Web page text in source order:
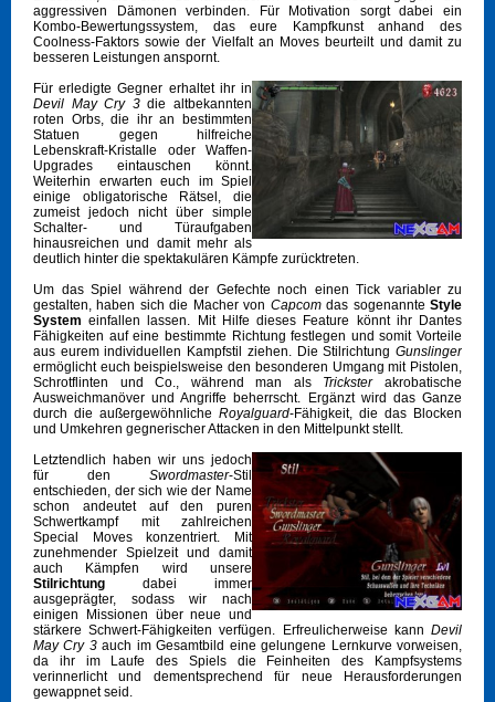
aggressiven Dämonen verbinden. Für Motivation sorgt dabei ein
Kombo-Bewertungssystem, das eure Kampfkunst anhand des
Coolness-Faktors sowie der Vielfalt an Moves beurteilt und damit zu
besseren Leistungen anspornt.
Für erledigte Gegner erhaltet ihr in
Devil May Cry 3die altbekannten
roten Orbs, die ihr an bestimmten
Statuen gegen hilfreiche
Lebenskraft-Kristalle oder Waffen-
Upgrades eintauschen könnt.
Weiterhin erwarten euch im Spiel
einige obligatorische Rätsel, die
zumeist jedoch nicht über simple
Schalter- und Türaufgaben
hinausreichen und damit mehr als
deutlich hinter die spektakulären Kämpfe zurücktreten.
Um das Spiel während der Gefechte noch einen Tick variabler zu
gestalten, haben sich die Macher von Capcomdas sogenannteStyle
System einfallen lassen. Mit Hilfe dieses Feature könnt ihr Dantes
Fähigkeiten auf eine bestimmte Richtung festlegen und somit Vorteile
aus eurem individuellen Kampfstil ziehen. Die Stilrichtung Gunslinger
ermöglicht euch beispielsweise den besonderen Umgang mit Pistolen,
Schrotflinten und Co., während man als Tricksterakrobatische
Ausweichmanöver und Angriffe beherrscht. Ergänzt wird das Ganze
durch die außergewöhnliche Royalguard-Fähigkeit, die das Blocken
und Umkehren gegnerischer Attacken in den Mittelpunkt stellt.
Letztendlich haben wir uns jedoch
für den Swordmaster-Stil
entschieden, der sich wie der Name
schon andeutet auf den puren
Schwertkampf mit zahlreichen
Special Moves konzentriert. Mit
zunehmender Spielzeit und damit
auch Kämpfen wird unsere
Stilrichtung dabei immer
ausgeprägter, sodass wir nach
einigen Missionen über neue und
stärkere Schwert-Fähigkeiten verfügen. Erfreulicherweise kann Devil
May Cry 3auch im Gesamtbild eine gelungene Lernkurve vorweisen,
da ihr im Laufe des Spiels die Feinheiten des Kampfsystems
verinnerlicht und dementsprechend für neue Herausforderungen
gewappnet seid.